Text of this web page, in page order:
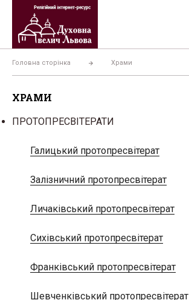
Перейти
вмісту
Головна сторінка Храми
ХРАМИ
ПРОТОПРЕСВІТЕРАТИ
Галицький протопресвітерат
Залізничний протопресвітерат
Личаківський протопресвітерат
Сихівський протопресвітерат
Франківський протопресвітерат
Шевченківський протопресвітерат